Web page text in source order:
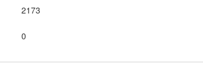
2173
0